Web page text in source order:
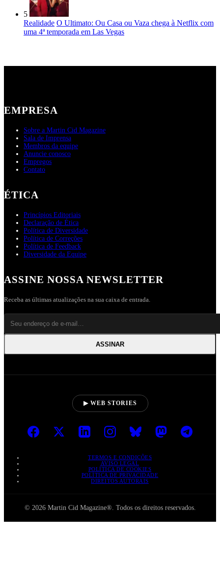
5
Realidade O Ultimato: Ou Casa ou Vaza chega à Netflix com
uma 4ª temporada em Las Vegas
EMPRESA
Sobre a Martin Cid Magazine
Sala de Imprensa
Membros da equipe
Anuncie conosco
Empregos
Contato
ÉTICA
Princípios Editoriais
Declaração de Ética
Política de Diversidade
Política de Correções
Política de Feedback
Diversidade da Equipe
ASSINE NOSSA NEWSLETTER
Receba as últimas atualizações na sua caixa de entrada.
ASSINAR
▶ WEB STORIES
TERMOS E CONDIÇÕES
AVISO LEGAL
POLÍTICA DE COOKIES
POLÍTICA DE PRIVACIDADE
DIREITOS AUTORAIS
© 2026 Martin Cid Magazine®. Todos os direitos reservados.